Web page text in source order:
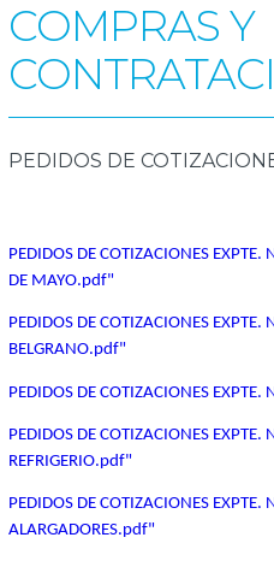
COMPRAS Y
PEDIDOS DE
PEDIDOS DE COTIZACIONES
DE MAYO.pdf"
PEDIDOS DE COTIZACIONES
BELGRANO.pdf"
PEDIDOS DE COTIZACIONES
PEDIDOS DE COTIZACIONES
REFRIGERIO.pdf"
PEDIDOS DE COTIZACIONES
ALARGADORES.pdf"